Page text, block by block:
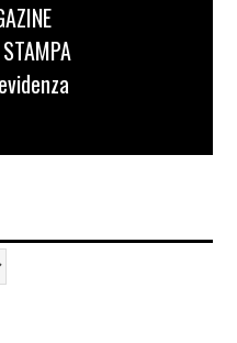
di Andrea